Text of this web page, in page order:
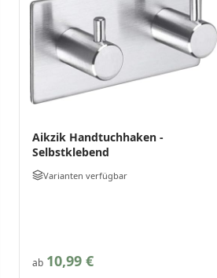
Aikzik Handtuchhaken -
Selbstklebend
Varianten verfügbar
ab 10,99 €